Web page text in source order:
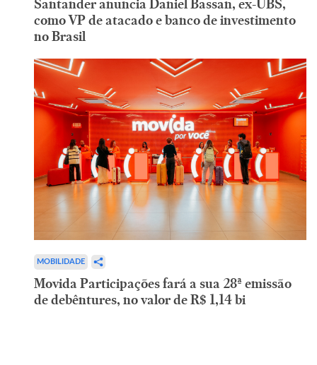
Santander anuncia Daniel Bassan, ex-UBS,
como VP de atacado e banco de investimento
no Brasil
MOBILIDADE
Movida Participações fará a sua 28ª emissão
de debêntures, no valor de R$ 1,14 bi